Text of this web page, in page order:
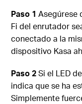
Paso 1 Asegúrese
Fi del enrutador
conectado a la
dispositivo Kasa
Paso 2Si el LED
indica que se ha
Simplemente